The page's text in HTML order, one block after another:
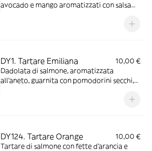
avocado e mango aromatizzati con salsa
DY1. Tartare Emiliana
10,00 €
Dadolata di salmone, aromatizzata
all'aneto, guarnita con pomodorini secchi,
DY124. Tartare Orange
10,00 €
Tartare di salmone con fette d'arancia e